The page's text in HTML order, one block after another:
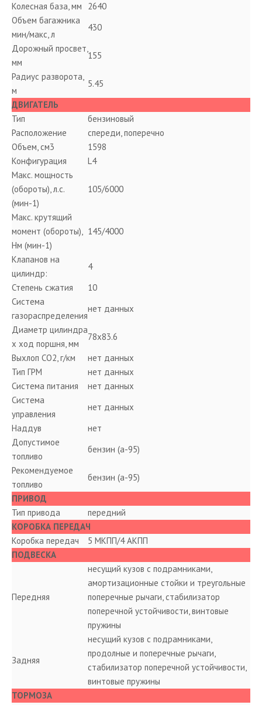
Колесная база, мм
2640
Объем багажника
мин/макс, л
430
Дорожный просвет,
мм
155
Радиус разворота,
м
5.45
ДВИГАТЕЛЬ
Тип
бензиновый
Расположение
спереди, поперечно
Объем, см3
1598
Конфигурация
L4
Макс. мощность
(обороты), л.с.
(мин-1)
105/6000
Макс. крутящий
момент (обороты),
Нм (мин-1)
145/4000
Клапанов на
цилиндр:
4
Степень сжатия
10
Система
газораспределения
нет данных
Диаметр цилиндра
x ход поршня, мм
78х83.6
Выхлоп CO2, г/км
нет данных
Тип ГРМ
нет данных
Система питания
нет данных
Система
управления
нет данных
Наддув
нет
Допустимое
топливо
бензин (а-95)
Рекомендуемое
топливо
бензин (а-95)
ПРИВОД
Тип привода
передний
КОРОБКА ПЕРЕДАЧ
Коробка передач
5 МКПП/4 АКПП
ПОДВЕСКА
Передняя
несущий кузов с подрамниками,
амортизационные стойки и треугольные
поперечные рычаги, стабилизатор
поперечной устойчивости, винтовые
пружины
Задняя
несущий кузов с подрамниками,
продолные и поперечные рычаги,
стабилизатор поперечной устойчивости,
винтовые пружины
ТОРМОЗА